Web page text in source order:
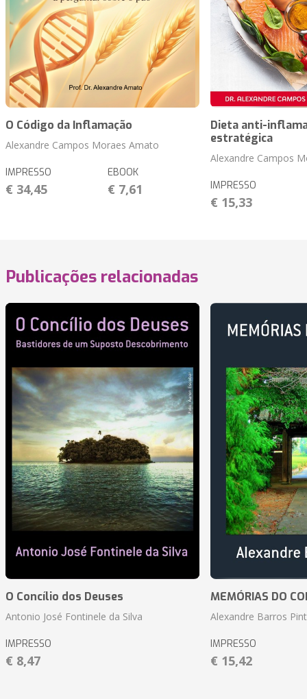
O Código da Inflamação
Alexandre Campos Moraes Amato
IMPRESSO
€ 34,45
EBOOK
€ 7,61
Dieta anti-
estratégica
Alexandre Campos
IMPRESSO
€ 15,33
Publicações relacionadas
O Concílio dos Deuses
Antonio José Fontinele da Silva
IMPRESSO
€ 8,47
MEMÓRIAS DO
Alexandre Barros
IMPRESSO
€ 15,42